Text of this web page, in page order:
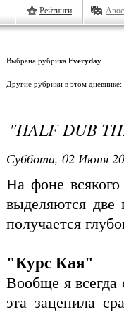
Рейтинги
Выбрана рубрика Everyday
Другие рубрики в этом дневнике:
"HALF DUB
Суббота, 02 Июня
На фоне
выделяются
получается
"Курс Кая"
Вообще я всегда
эта зацепила